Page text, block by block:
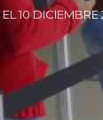
10 DICIEMBRE